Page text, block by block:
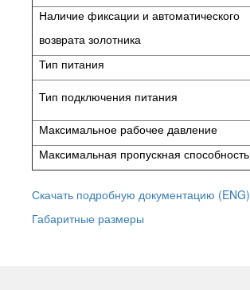
Наличие фиксации и автоматического
возврата золотника
Тип питания
Тип подключения питания
Максимальное рабочее давление
Максимальная пропускная способность
Скачать подробную документацию (ENG)
Габаритные размеры